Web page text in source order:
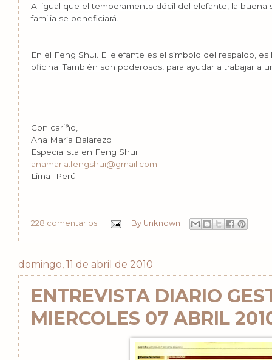
Al igual que el temperamento dócil del elefante, la buena
familia se beneficiará.
En el Feng Shui. El elefante es el símbolo del respaldo,
oficina. También son poderosos, para ayudar a trabajar a
Con cariño,
Ana María Balarezo
Especialista en Feng Shui
anamaria.fengshui@gmail.com
Lima -Perú
228 comentarios By Unknown
domingo, 11 de abril de 2010
ENTREVISTA DIARIO
MIERCOLES 07 ABRIL